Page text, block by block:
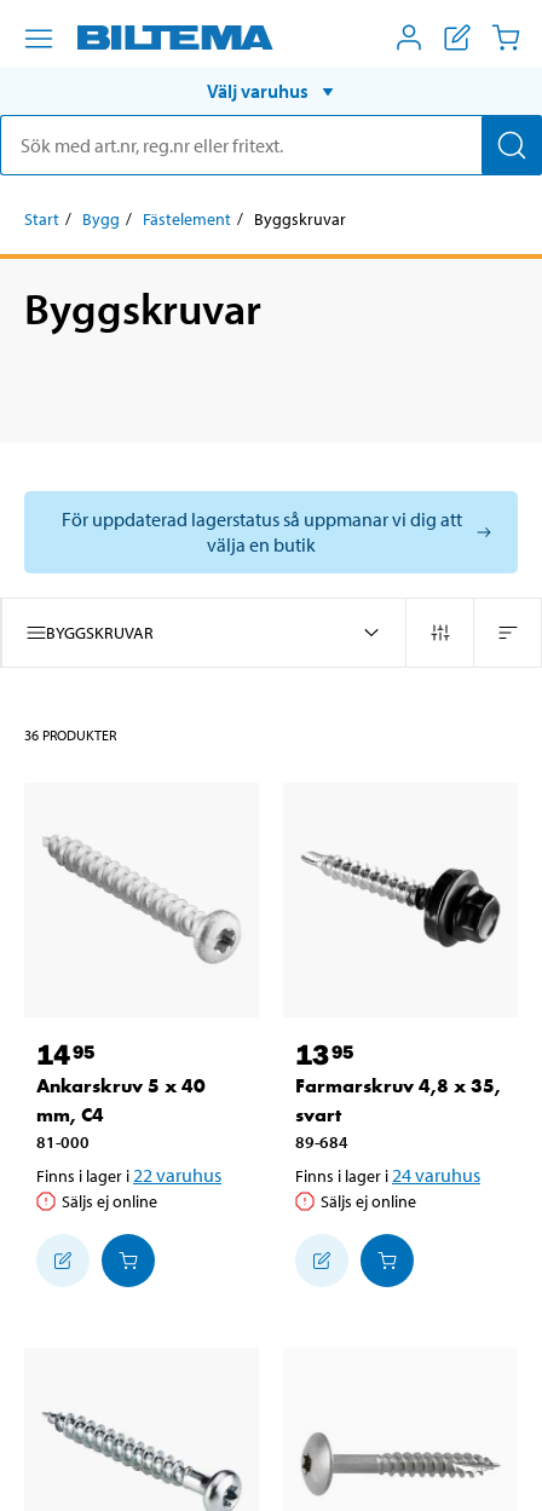
Välj varuhus
Start Bygg Fästelement Byggskruvar
Byggskruvar
För uppdaterad lagerstatus så uppmanar vi dig att
välja en butik
BYGGSKRUVAR
36 PRODUKTER
1495
Ankarskruv 5 x 40
mm, C4
81-000
Finns i lager i 22 varuhus
Säljs ej online
1395
Farmarskruv 4,8 x 35,
svart
89-684
Finns i lager i 24varuhus
Säljs ej online